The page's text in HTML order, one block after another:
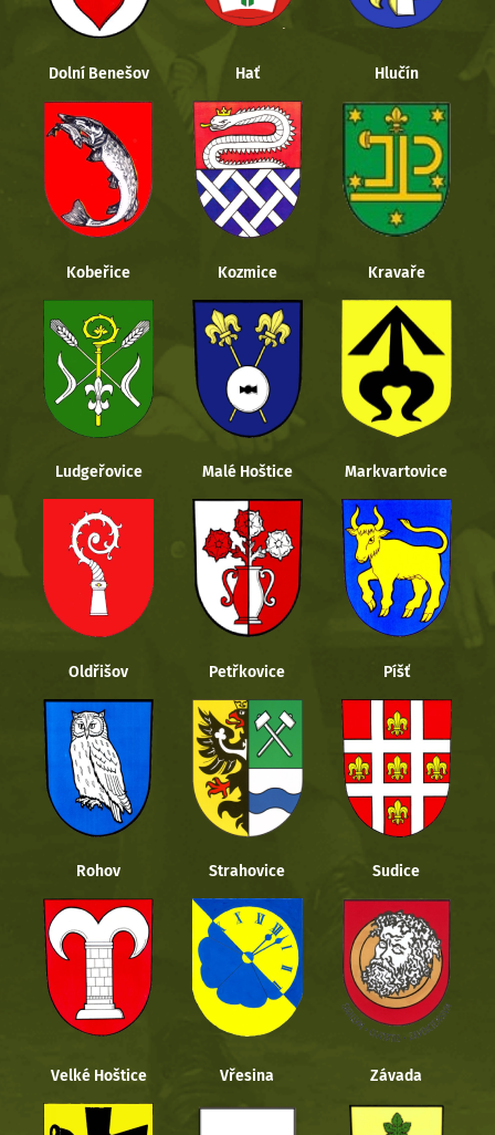
Dolní Benešov Hať Hlučín
Kobeřice Kozmice Kravaře
Ludgeřovice Malé Hoštice Markvartovice
Oldřišov Petřkovice Píšť
Rohov Strahovice Sudice
Velké Hoštice Vřesina Závada